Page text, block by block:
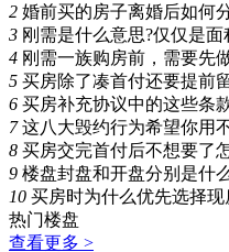
2 婚前买的房子离婚后如何
3 刚需是什么意思?仅仅是面
4 刚需一族购房前，需要先
5 买房除了凑首付还要提前
6 买房补充协议中的这些条
7 这八大毁约行为希望你用
8 买房交完首付后不想要了
9 楼盘封盘和开盘分别是什
10 买房时为什么优先选择现
热门楼盘
查看更多 >